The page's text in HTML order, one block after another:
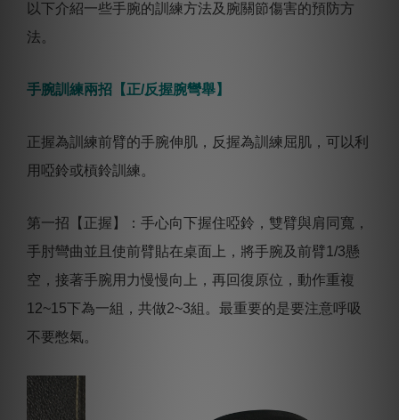
以下介紹一些手腕的訓練方法及腕關節傷害的預防方
法。
手腕訓練兩招【正/反握腕彎舉】
正握為訓練前臂的手腕伸肌，反握為訓練屈肌，可以利
用啞鈴或槓鈴訓練。
第一招【正握】：手心向下握住啞鈴，雙臂與肩同寬，
手肘彎曲並且使前臂貼在桌面上，將手腕及前臂1/3懸
空，接著手腕用力慢慢向上，再回復原位，動作重複
12~15下為一組，共做2~3組。最重要的是要注意呼吸
不要憋氣。